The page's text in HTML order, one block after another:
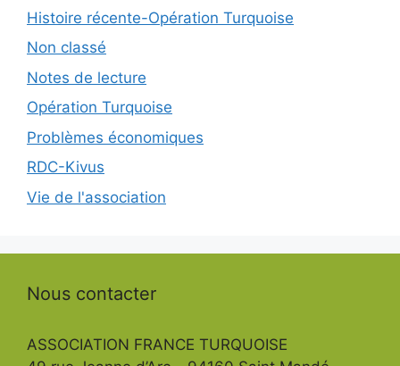
Histoire récente-Opération Turquoise
Non classé
Notes de lecture
Opération Turquoise
Problèmes économiques
RDC-Kivus
Vie de l'association
Nous contacter
ASSOCIATION FRANCE TURQUOISE